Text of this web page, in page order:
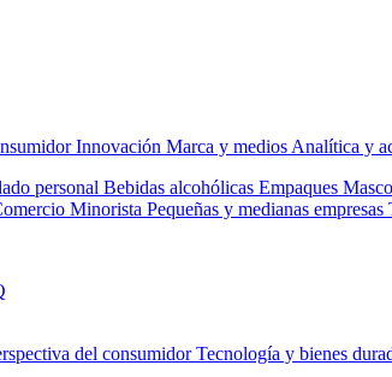
Innovación Marca y medios Analítica y
personal Bebidas alcohólicas Empaques
Minorista Pequeñas y medianas empresas
del consumidor Tecnología y bienes